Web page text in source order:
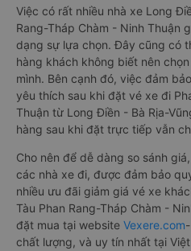
Việc có rất nhiều nhà xe Long
Rang-Tháp Chàm - Ninh Thuận
dạng sự lựa chọn. Đây cũng có
hàng khách không biết nên
mình. Bên cạnh đó, việc đảm
yêu thích sau khi đặt vé xe đi
Thuận từ Long Điền - Bà Rịa-
hàng sau khi đặt trực tiếp vẫn
Cho nên để dễ dàng so sánh
các nhà xe đi, được đảm bảo
nhiều ưu đãi giảm giá vé xe
Tàu Phan Rang-Tháp Chàm -
đặt mua tại website Vexere.com
chất lượng, và uy tín nhất tại